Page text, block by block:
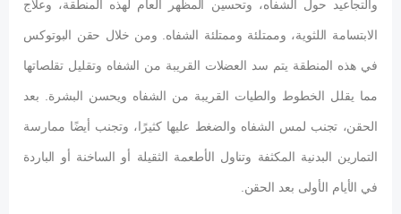
والتجاعيد حول الشفاه، وتحسين المظهر العام لهذه المنطقة، وعلاج
الابتسامة اللثوية، وممتلئة وممتلئة الشفاه. ومن خلال حقن البوتوكس
في هذه المنطقة يتم سد العضلات القريبة من الشفاه وتقليل تقلصاتها
مما يقلل الخطوط والطيات القريبة من الشفاه ويحسن البشرة. بعد
الحقن، تجنب لمس الشفاه والضغط عليها كثيرًا، وتجنب أيضًا ممارسة
التمارين البدنية المكثفة وتناول الأطعمة الثقيلة أو الساخنة أو الباردة
في الأيام الأولى بعد الحقن.